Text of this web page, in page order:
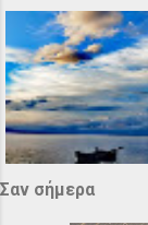
Σαν σήμερα